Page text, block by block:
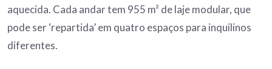
aquecida. Cada andar tem 955 m² de laje modular, que
pode ser ‘repartida’ em quatro espaços para inquilinos
diferentes.